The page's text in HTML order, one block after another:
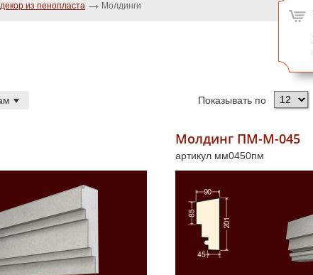
из пенопласта Молдинги
Показывать по
Молдинг ПМ-М-045
артикул мм0450пм